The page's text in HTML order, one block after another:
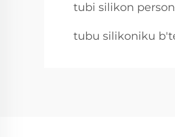
tubi silikon
tubu silikoniku